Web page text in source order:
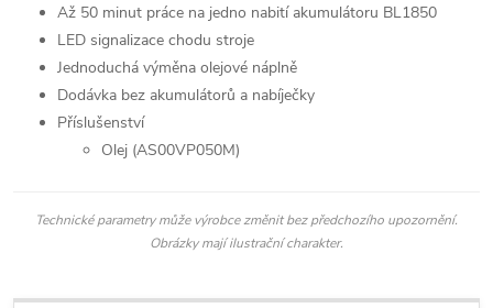
Až 50 minut práce na jedno nabití akumulátoru BL1850
LED signalizace chodu stroje
Jednoduchá výměna olejové náplně
Dodávka bez akumulátorů a nabíječky
Příslušenství
Olej (AS00VP050M)
Technické parametry může výrobce změnit bez předchozího upozornění.
Obrázky mají ilustrační charakter.